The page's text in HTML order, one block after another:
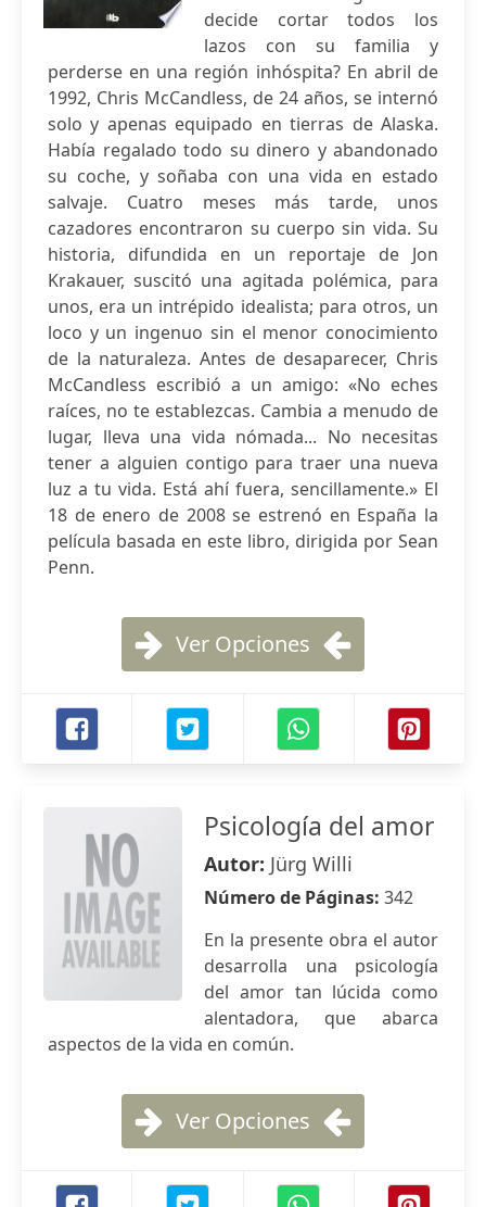
decide cortar todos los
lazos con su familia y
perderse en una región inhóspita? En abril de
1992, Chris McCandless, de 24 años, se internó
solo y apenas equipado en tierras de Alaska.
Había regalado todo su dinero y abandonado
su coche, y soñaba con una vida en estado
salvaje. Cuatro meses más tarde, unos
cazadores encontraron su cuerpo sin vida. Su
historia, difundida en un reportaje de Jon
Krakauer, suscitó una agitada polémica, para
unos, era un intrépido idealista; para otros, un
loco y un ingenuo sin el menor conocimiento
de la naturaleza. Antes de desaparecer, Chris
McCandless escribió a un amigo: «No eches
raíces, no te establezcas. Cambia a menudo de
lugar, lleva una vida nómada... No necesitas
tener a alguien contigo para traer una nueva
luz a tu vida. Está ahí fuera, sencillamente.» El
18 de enero de 2008 se estrenó en España la
película basada en este libro, dirigida por Sean
Penn.
Ver Opciones
Psicología del amor
Autor: Jürg Willi
Número de Páginas: 342
En la presente obra el autor
desarrolla una psicología
del amor tan lúcida como
alentadora, que abarca
aspectos de la vida en común.
Ver Opciones